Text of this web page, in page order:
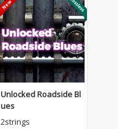
Unlocked Roadside Bl
ues
2strings